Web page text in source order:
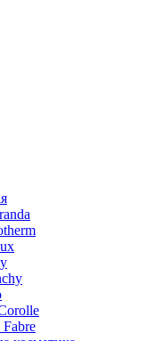
Fabre